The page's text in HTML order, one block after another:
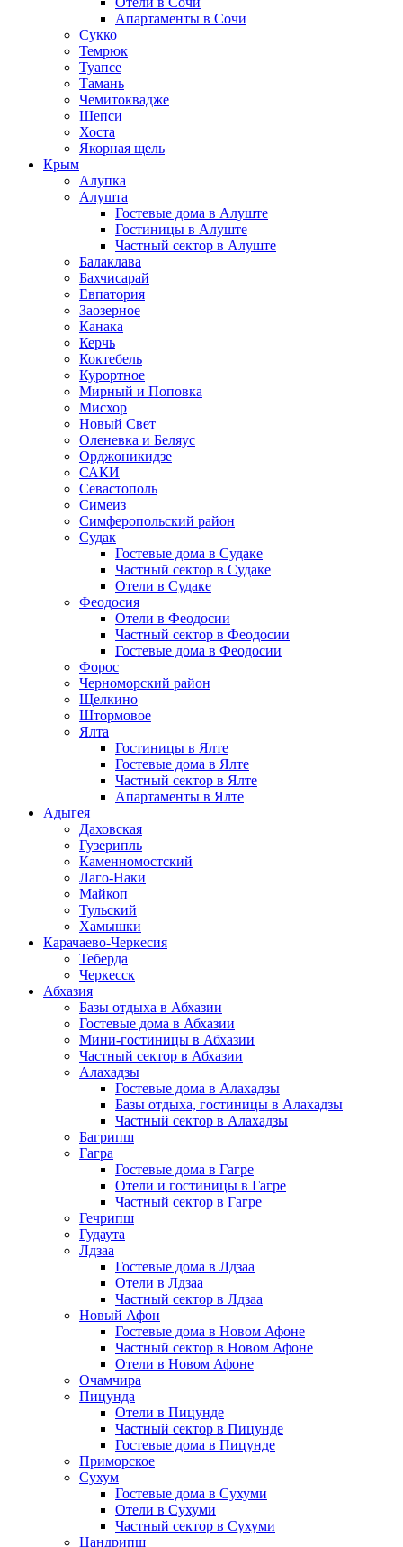
Апартаменты в Сочи
Сукко
Темрюк
Туапсе
Тамань
Чемитоквадже
Шепси
Хоста
Якорная щель
Крым
Алупка
Алушта
Гостевые дома в Алуште
Гостиницы в Алуште
Частный сектор в Алуште
Балаклава
Бахчисарай
Евпатория
Заозерное
Канака
Керчь
Коктебель
Курортное
Мирный и Поповка
Мисхор
Новый Свет
Оленевка и Беляус
Орджоникидзе
САКИ
Севастополь
Симеиз
Симферопольский район
Судак
Гостевые дома в Судаке
Частный сектор в Судаке
Отели в Судаке
Феодосия
Отели в Феодосии
Частный сектор в Феодосии
Гостевые дома в Феодосии
Форос
Черноморский район
Щелкино
Штормовое
Ялта
Гостиницы в Ялте
Гостевые дома в Ялте
Частный сектор в Ялте
Апартаменты в Ялте
Адыгея
Даховская
Гузерипль
Каменномостский
Лаго-Наки
Майкоп
Тульский
Хамышки
Карачаево-Черкесия
Теберда
Черкесск
Абхазия
Базы отдыха в Абхазии
Гостевые дома в Абхазии
Мини-гостиницы в Абхазии
Частный сектор в Абхазии
Алахадзы
Гостевые дома в Алахадзы
Базы отдыха, гостиницы в Алахадзы
Частный сектор в Алахадзы
Багрипш
Гагра
Гостевые дома в Гагре
Отели и гостиницы в Гагре
Частный сектор в Гагре
Гечрипш
Гудаута
Лдзаа
Гостевые дома в Лдзаа
Отели в Лдзаа
Частный сектор в Лдзаа
Новый Афон
Гостевые дома в Новом Афоне
Частный сектор в Новом Афоне
Отели в Новом Афоне
Очамчира
Пицунда
Отели в Пицунде
Частный сектор в Пицунде
Гостевые дома в Пицунде
Приморское
Сухум
Гостевые дома в Сухуми
Отели в Сухуми
Частный сектор в Сухуми
Цандрипш